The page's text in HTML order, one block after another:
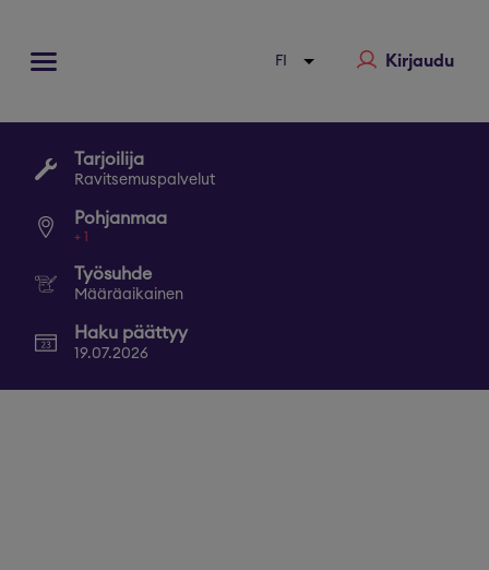
Kirjaudu
Tarjoilija
Ravitsemuspalvelut
Pohjanmaa
+ 1
Työsuhde
Määräaikainen
Haku päättyy
19.07.2026